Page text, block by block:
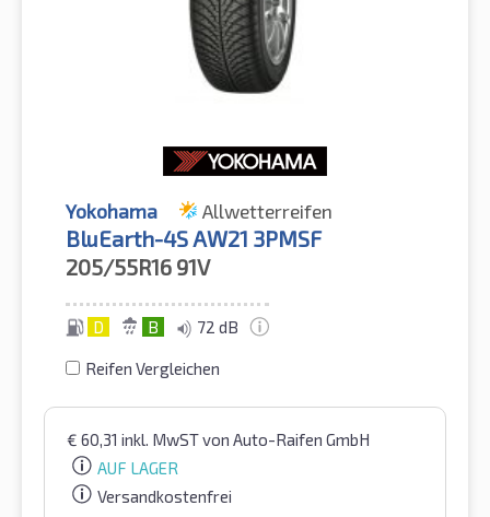
Yokohama Allwetterreifen
BluEarth-4S AW21 3PMSF
205/55R16 91V
D B 72 dB
Reifen Vergleichen
€ 60,31 inkl. MwSTvon Auto-Raifen GmbH
AUF LAGER
Versandkostenfrei